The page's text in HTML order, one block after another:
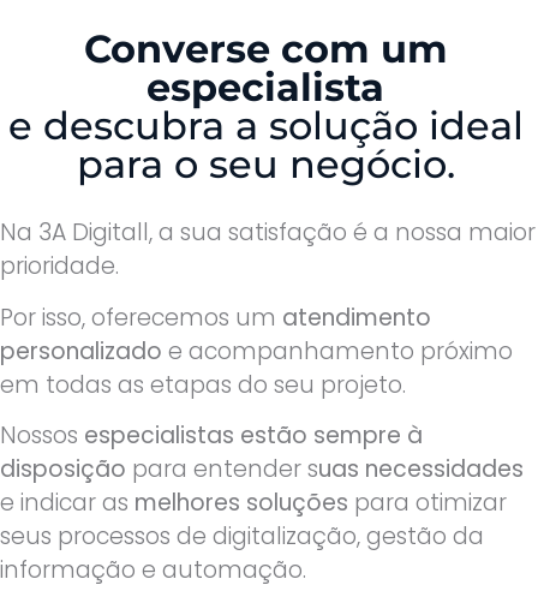
Converse com um
especialista
e descubra a solução ideal
para o seu negócio.
Na 3A Digitall, a sua satisfação é a nossa maior
prioridade.
Por isso, oferecemos um atendimento
personalizado e acompanhamento próximo
em todas as etapas do seu projeto.
Nossos especialistas estão sempre à
disposição para entender suas necessidades
e indicar as melhores soluções para otimizar
seus processos de digitalização, gestão da
informação e automação.